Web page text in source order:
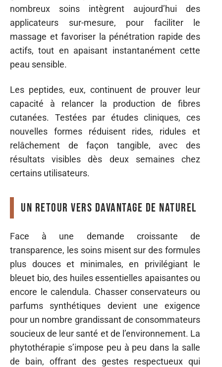
nombreux soins intègrent aujourd’hui des
applicateurs sur-mesure, pour faciliter le
massage et favoriser la pénétration rapide des
actifs, tout en apaisant instantanément cette
peau sensible.
Les peptides, eux, continuent de prouver leur
capacité à relancer la production de fibres
cutanées. Testées par études cliniques, ces
nouvelles formes réduisent rides, ridules et
relâchement de façon tangible, avec des
résultats visibles dès deux semaines chez
certains utilisateurs.
Un retour vers davantage de naturel
Face à une demande croissante de
transparence, les soins misent sur des formules
plus douces et minimales, en privilégiant le
bleuet bio, des huiles essentielles apaisantes ou
encore le calendula. Chasser conservateurs ou
parfums synthétiques devient une exigence
pour un nombre grandissant de consommateurs
soucieux de leur santé et de l’environnement. La
phytothérapie s’impose peu à peu dans la salle
de bain, offrant des gestes respectueux qui